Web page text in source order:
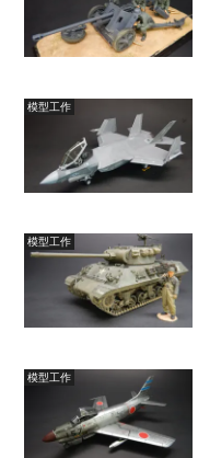
模型工作
模型工作
模型工作